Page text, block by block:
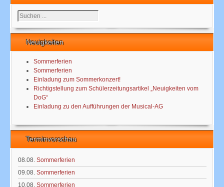
Suchen
...
Neuigkeiten
Sommerferien
Sommerferien
Einladung zum Sommerkonzert!
Richtigstellung zum Schülerzeitungsartikel „Neuigkeiten vom
DoG“
Einladung zu den Aufführungen der Musical-AG
Terminvorschau
08.08. Sommerferien
09.08. Sommerferien
10.08. Sommerferien